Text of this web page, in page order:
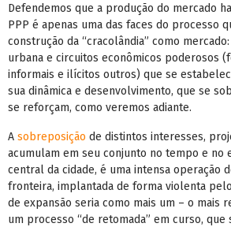
Defendemos que a produção do mercado
PPP é apenas uma das faces do processo
construção da “cracolândia” como
urbana e circuitos econômicos poderosos
informais e ilícitos outros) que se
sua dinâmica e desenvolvimento, que se
se reforçam, como veremos adiante.
A sobreposição de distintos interesses,
acumulam em seu conjunto no tempo e no
central da cidade, é uma intensa operação
fronteira, implantada de forma violenta
de expansão seria como mais um – o mais
um processo “de retomada” em curso, que